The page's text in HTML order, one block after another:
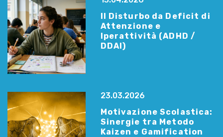
Il Disturbo da Deficit di
Attenzione e
Iperattività (ADHD /
DDAI)
23.03.2026
Motivazione Scolastica:
Sinergie tra Metodo
Kaizen e Gamification